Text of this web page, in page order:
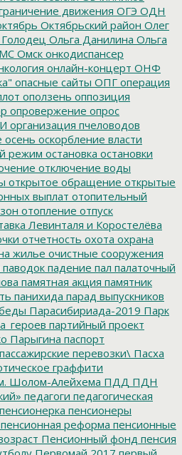
движения ОГЭ ОДН
Октябрьский район Олег
Ольга Данилина Ольга
Омск онкодиспансер
онлайн-концерт ОНФ
опасные сайты ОПГ операция
оползень оппозиция
опровержение опрос
организация пчеловодов
осень оскорбление власти
режим остановка остановки
отключение воды
открытое обращение открытые
выплат отопительный
отопление отпуск
Левинталя и Коростелёва
отчетность охота охрана
жилье очистные сооружения
паводок падение пал палаточный
памятная акция памятник
панихида парад выпускников
Парасибириада-2019 Парк
партийный проект
Парыгина паспорт
пассажирские перевозки\ Пасха
граффити
Шолом-Алейхема ПДД ПДН
педагоги педагогическая
пенсионерка пенсионеры
пенсионная реформа пенсионные
Пенсионный фонд пенсия